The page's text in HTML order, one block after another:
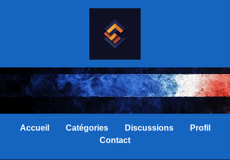
Accueil Catégories Discussions
Profil
Contact